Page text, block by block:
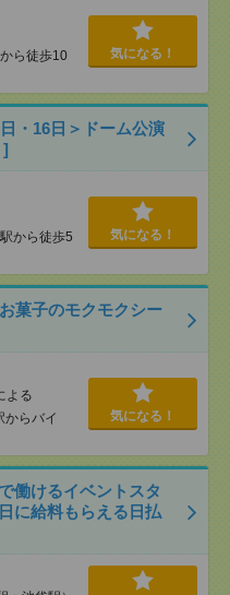
ら徒歩10
気になる！
・16日＞ドーム公演
]
から徒歩5
気になる！
菓子のモクモクシー
よる
からバイ
気になる！
働けるイベントスタ
に給料もらえる日払